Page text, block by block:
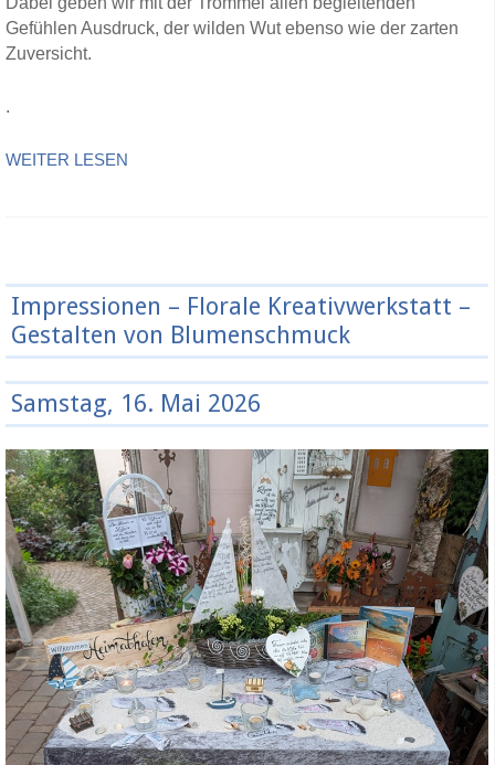
Gefühlen Ausdruck, der wilden Wut ebenso wie der zarten
Zuversicht.
.
WEITER LESEN
Impressionen – Florale Kreativwerkstatt –
Gestalten von Blumenschmuck
Samstag, 16. Mai 2026